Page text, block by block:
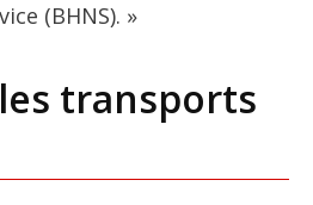
(BHNS). »
transports